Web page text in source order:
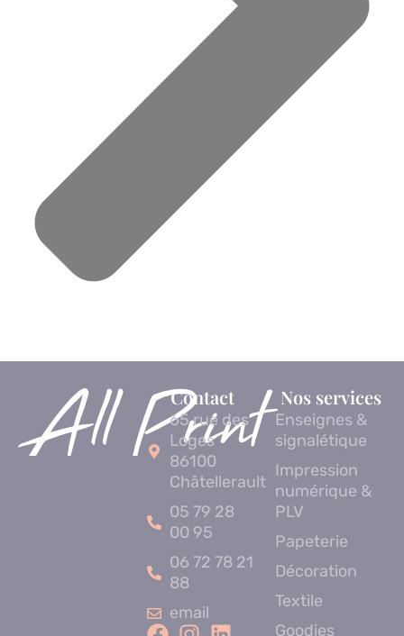
Contact
65 rue des
Loges
86100
Châtellerault
05 79 28
00 95
06 72 78 21
88
email
Nos services
Enseignes &
signalétique
Impression
numérique &
PLV
Papeterie
Décoration
Textile
Goodies